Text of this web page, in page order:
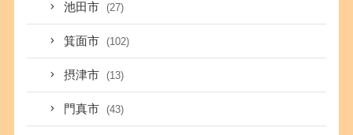
池田市 (27)
箕面市 (102)
摂津市 (13)
門真市 (43)